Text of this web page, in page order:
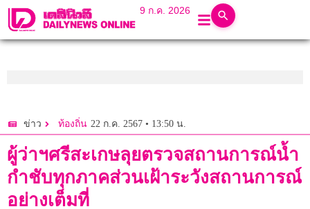
9 ก.ค. 2026
ข่าว ท้องถิ่น 22 ก.ค. 2567 • 13:50 น.
ผู้ว่าฯศรีสะเกษลุยตรวจสถานการณ์น้ำ
กำชับทุกภาคส่วนเฝ้าระวังสถานการณ์
อย่างเต็มที่